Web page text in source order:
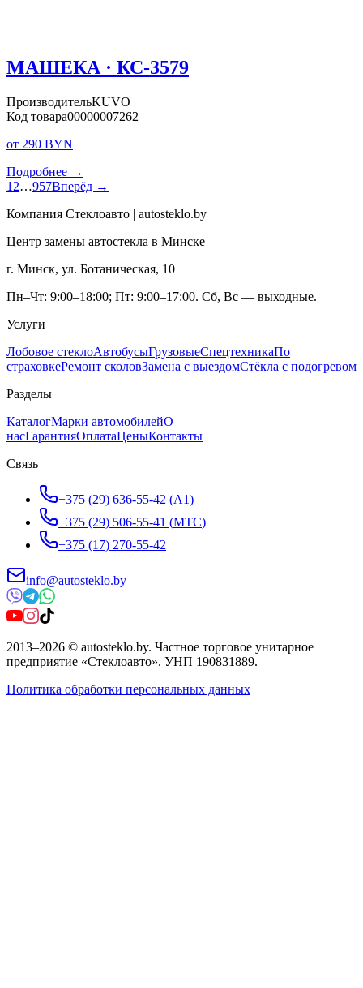
МАШЕКА · КС-3579
ПроизводительKUVO
Код товара00000007262
от 290 BYN
Подробнее →
1 2…957Вперёд →
Компания Стеклоавто | autosteklo.by
Центр замены автостекла в Минске
г. Минск, ул. Ботаническая, 10
Пн–Чт: 9:00–18:00; Пт: 9:00–17:00. Сб, Вс — выходные.
Услуги
Лобовое стеклоАвтобусыГрузовыеСпецтехникаПо
страховкеРемонт сколовЗамена с выездомСтёкла с подогревом
Разделы
КаталогМарки автомобилейО
насГарантияОплатаЦеныКонтакты
Связь
+375 (29) 636-55-42 (A1)
+375 (29) 506-55-41 (МТС)
+375 (17) 270-55-42
info@autosteklo.by
2013–2026 © autosteklo.by. Частное торговое унитарное
предприятие «Стеклоавто». УНП 190831889.
Политика обработки персональных данных